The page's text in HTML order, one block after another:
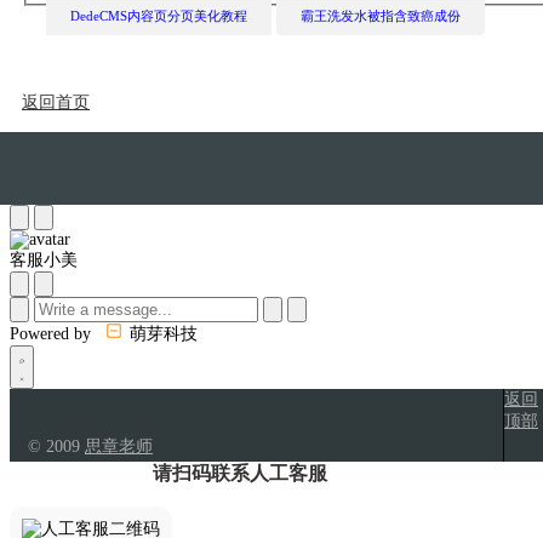
DedeCMS内容页分页美化教程 霸王洗发水被指含致癌成份
返回首页
客服小美
Powered by 萌芽科技
© 2009 思章老师
返回
顶部
请扫码联系人工客服